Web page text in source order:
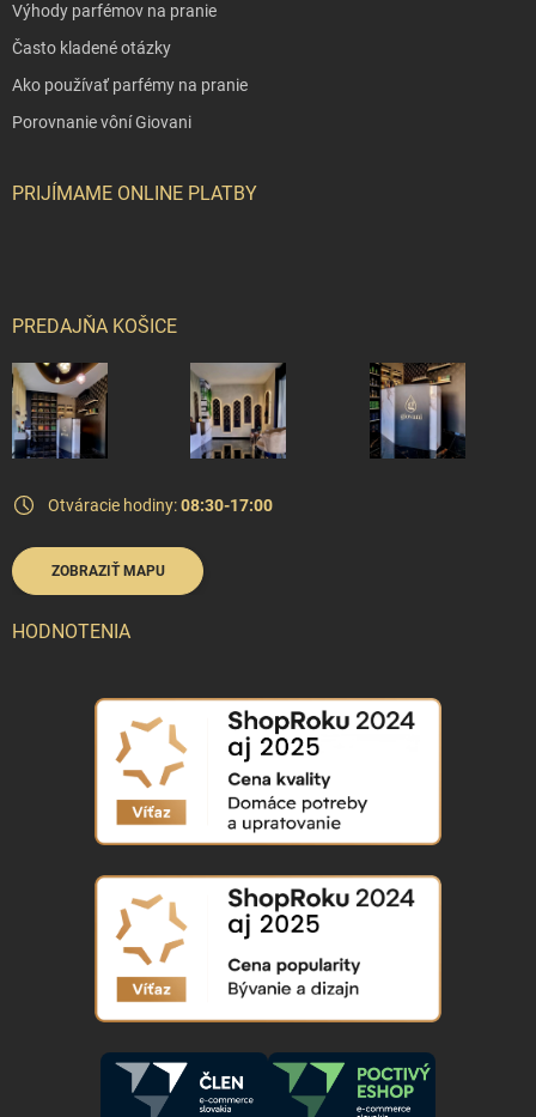
Výhody parfémov na pranie
Často kladené otázky
Ako používať parfémy na pranie
Porovnanie vôní Giovani
PRIJÍMAME ONLINE PLATBY
PREDAJŇA KOŠICE
Otváracie hodiny:08:30-17:00
ZOBRAZIŤ MAPU
HODNOTENIA